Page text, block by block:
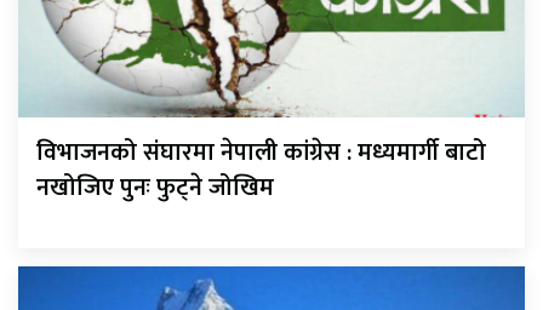
विभाजनको संघारमा नेपाली कांग्रेस : मध्यमार्गी बाटो
नखोजिए पुनः फुट्ने जोखिम